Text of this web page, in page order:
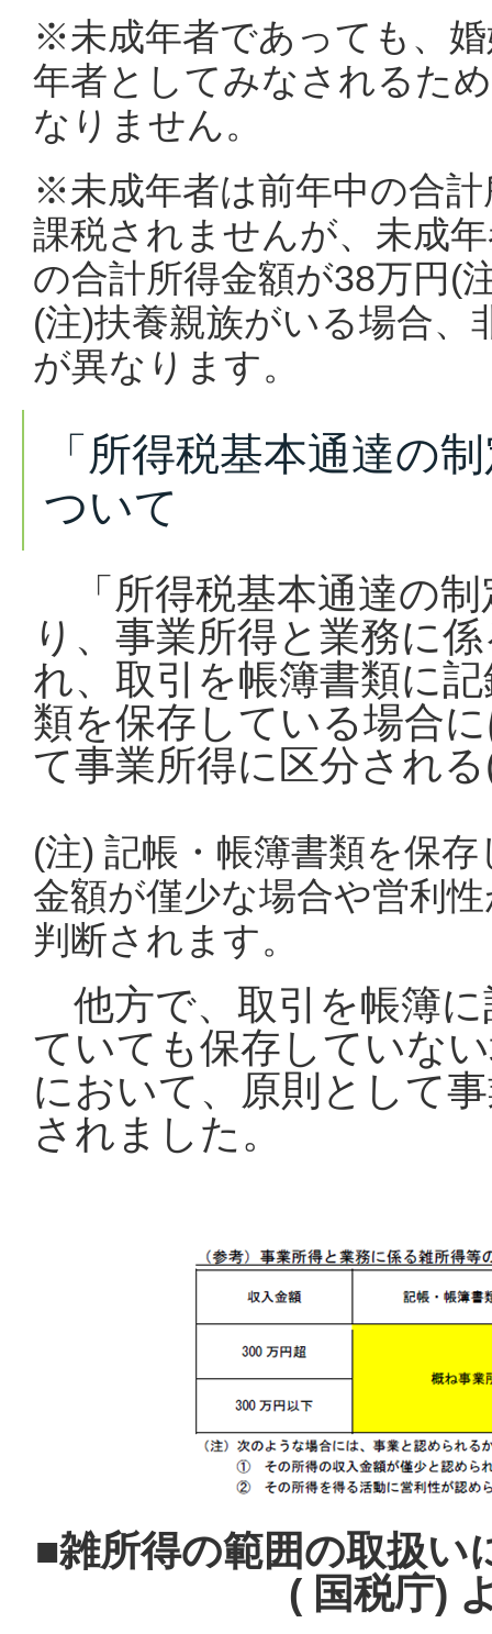
※未成年者であっても、
年者としてみなされるた
なりません。
※未成年者は前年中の合
課税されませんが、未成
の合計所得金額が38万円(
(注)扶養親族がいる場合、
が異なります。
「所得税基本通達の
ついて
「所得税基本通達の
り、事業所得と業務に
れ、取引を帳簿書類に
類を保存している場合
て事業所得に区分され
(注) 記帳・帳簿書類を保
金額が僅少な場合や営利
判断されます。
他方で、取引を帳簿
ていても保存していな
において、原則として
されました。
■雑所得の範囲の取扱い
( 国税庁)